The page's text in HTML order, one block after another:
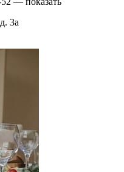
3а